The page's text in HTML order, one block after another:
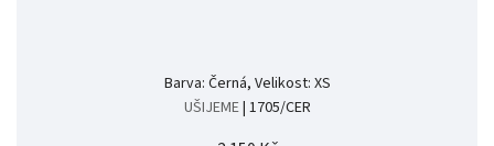
Barva: Černá, Velikost: XS
UŠIJEME| 1705/CER